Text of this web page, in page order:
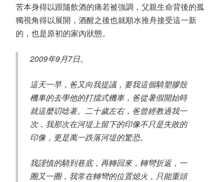
苦本身得以跟隨飲酒的痛若被強調，父親生命背後的孤
獨視角得以展開，酒醒之後也就順水推舟接受這一新
的，也是原初的家內狀態。
2009年9月7日。
這天一早，爸又向我提議，要我這個騎塑膠殼
機車的去學他的打擋式機車，爸從暑假開始時
就這麼叨唸著。二十歲左右，爸曾經教過我一
次，我那次在河堤上留下的印像不只是失敗的
印像，更是萬一跌落河堤的驚恐。
我謹慎的騎到巷底，再轉回來，轉彎折返，一
圈又一圈，我常在轉彎的位置熄火，只能重頭